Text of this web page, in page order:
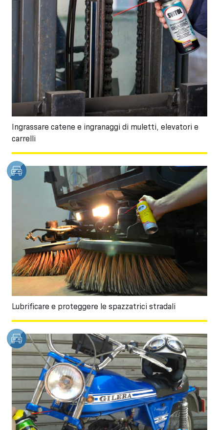
Ingrassare catene e ingranaggi di muletti, elevatori e
carrelli
Lubrificare e proteggere le spazzatrici stradali